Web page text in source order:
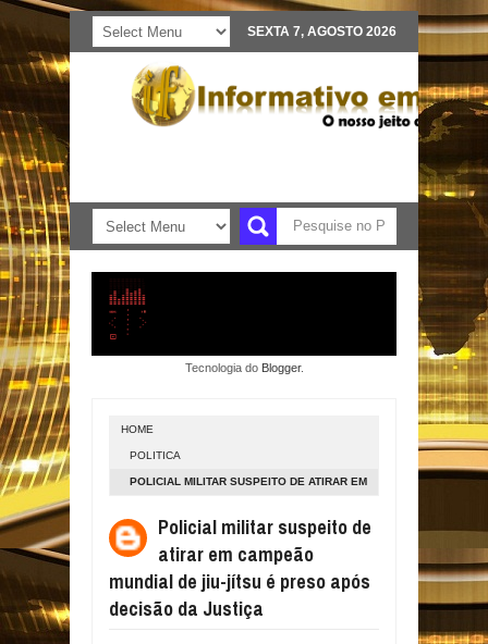
SEXTA 7, AGOSTO 2026
Tecnologia do Blogger.
HOME
POLITICA
POLICIAL MILITAR SUSPEITO DE ATIRAR EM
APÓS DECISÃO DA JUSTIÇA
Policial militar suspeito de
atirar em campeão
mundial de jiu-jítsu é preso após
decisão da Justiça